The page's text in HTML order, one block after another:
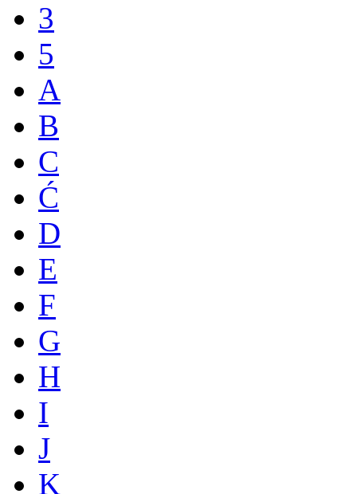
3
5
A
B
C
Ć
D
E
F
G
H
I
J
K